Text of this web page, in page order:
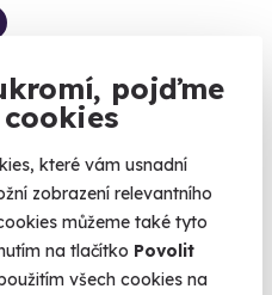
pojďme
které vám usnadní
zobrazení relevantního
můžeme také tyto
na tlačítko Povolit
všech cookies na
9.9
let balónem
nohami v zámeckém loži.